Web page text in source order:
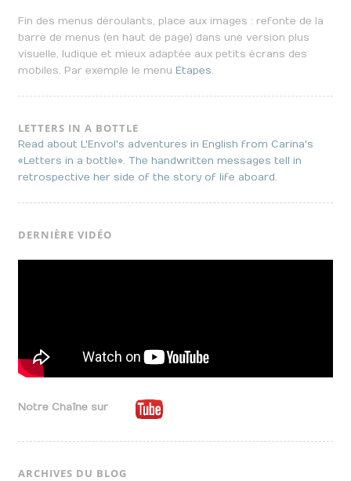
Fin des menus déroulants, place aux images : refonte de la
barre de menus (en haut de page) dans une version plus
visuelle, ludique et mieux adaptée aux petits écrans des
mobiles. Par exemple le menuEtapes.
LETTERS IN A BOTTLE
Read about L'Envol's adventures in English from Carina's
«Letters in a bottle». The handwritten messages tell in
retrospective her side of the story of life aboard.
DERNIÈRE VIDÉO
Notre Chaîne sur
ARCHIVES DU BLOG